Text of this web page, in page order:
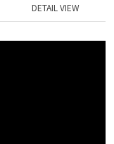
DETAIL VIEW